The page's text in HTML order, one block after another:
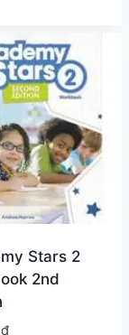
Stars 2
2nd
₫